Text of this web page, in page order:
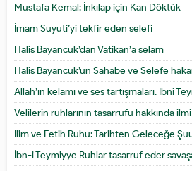
Mustafa Kemal: İnkılap için Kan Döktük
İmam Suyuti’yi tekfir eden selefi
Halis Bayancuk’dan Vatikan’a selam
Halis Bayancuk’un Sahabe ve Selefe
Allah’ın kelamı ve ses tartışmaları. İbni
Velilerin ruhlarının tasarrufu hakkında ilmi
İlim ve Fetih Ruhu: Tarihten Geleceğe
İbn-i Teymiyye Ruhlar tasarruf eder